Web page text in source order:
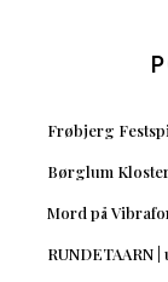
Frøbjerg
Børglum
Mord på